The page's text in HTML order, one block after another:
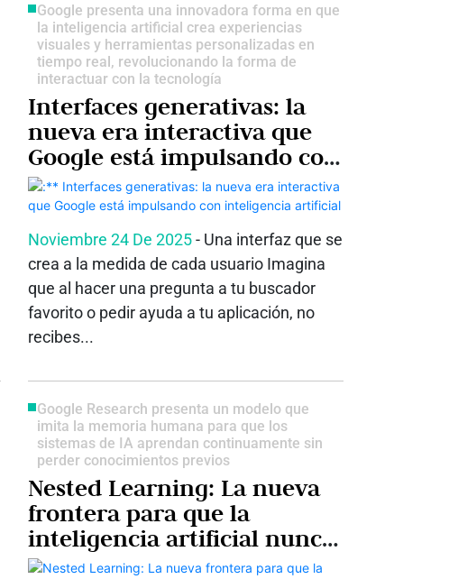
Google presenta una innovadora forma en que
la inteligencia artificial crea experiencias
visuales y herramientas personalizadas en
tiempo real, revolucionando la forma de
interactuar con la tecnología
Interfaces generativas: la
nueva era interactiva que
Google está impulsando con
inteligencia artificial
Noviembre 24 De 2025- Una interfaz que se
crea a la medida de cada usuario Imagina
que al hacer una pregunta a tu buscador
favorito o pedir ayuda a tu aplicación, no
recibes...
Google Research presenta un modelo que
imita la memoria humana para que los
sistemas de IA aprendan continuamente sin
perder conocimientos previos
Nested Learning: La nueva
frontera para que la
inteligencia artificial nunca
olvide lo aprendido